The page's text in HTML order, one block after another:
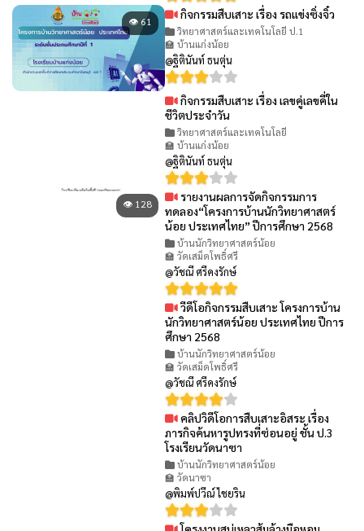
👁 61 กิจกรรมสืบเสาะ เรื่อง รถแข่งซิ่งจิ๋ว
วิทยาศาสตร์และเทคโนโลยี ป.1
🏫 บ้านแก่งน้อย
@ฐิตินันท์ ธนตุ่น
กิจกรรมสืบเสาะ เรื่อง เลขคู่เลขคี่ใน
ชีวิตประจำวัน
วิทยาศาสตร์และเทคโนโลยี
🏫 บ้านแก่งน้อย
@ฐิตินันท์ ธนตุ่น
👁 128
รายงานผลการจัดกิจกรรมการ
ทดลอง“โครงการบ้านนักวิทยาศาสตร์
น้อย ประเทศไทย” ปีการศึกษา 2568
บ้านนักวิทยาศาสตร์น้อย
🏫 วัดเสม็ดโพธิ์ศรี
@วัชณี ศรีคงรักษ์
วีดีโอกิจกรรมสืบเสาะ โครงการบ้าน
นักวิทยาศาสตร์น้อย ประเทศไทย ปีการ
ศึกษา 2568
บ้านนักวิทยาศาสตร์น้อย
🏫 วัดเสม็ดโพธิ์ศรี
@วัชณี ศรีคงรักษ์
คลิปวิดีโอการสืบเสาะอิสระ เรื่อง
ภารกิจค้นหารูปทรงที่ซ่อนอยู่ ชั้น ป.3
โรงเรียนวัดนาซา
บ้านนักวิทยาศาสตร์น้อย
🏫 วัดนาซา
@พิมพ์ปวีณ์ ไชยริน